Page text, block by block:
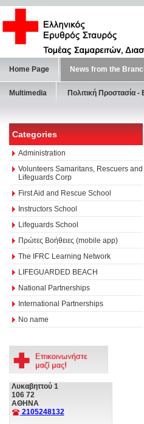
Home Page News from the
Multimedia Πολιτική Προστασία
Categories
Administration
Volunteers Samaritans, Rescuers and
Lifeguards Corp
First Aid and Rescue School
Instructors School
Lifeguards School
Πρώτες Βοήθειες (mobile app)
The IFRC Learning Network
LIFEGUARDED BEACH
National Partnerships
International Partnerships
No name
Λυκαβηττού 1
106 72
ΑΘΗΝΑ
2105248132